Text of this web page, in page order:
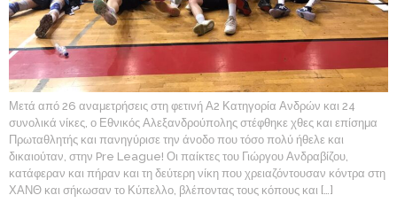
Μετά από 26 αναμετρήσεις στη φετινή Α2 Κατηγορία Ανδρών και 24
συνολικά νίκες, ο Εθνικός Αλεξανδρούπολης στέφθηκε χθες και επίσημα
Πρωταθλητής και πανηγύρισε την άνοδο που τόσο πολύ ήθελε και
δικαιούταν, στην Pre League! Οι παίκτες του Γιώργου Ανδραβίζου,
κατάφεραν και πήραν και τη δεύτερη νίκη που χρειαζόντουσαν κόντρα στη
ΧΑΝΘ και σήκωσαν το Κύπελλο, βλέποντας τους κόπους και […]